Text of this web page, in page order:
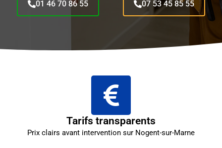
01 46 70 86 55 07 53 45 85 55
Tarifs transparents
Prix clairs avant intervention sur Nogent-sur-Marne